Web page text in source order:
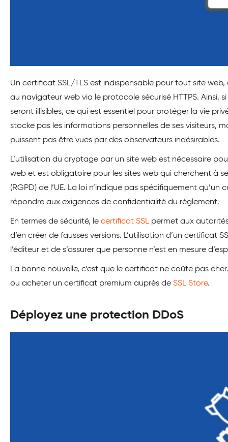
Un certificat SSL/TLS est indispensable pour tout site
au navigateur web via le protocole sécurisé HTTPS. Ainsi,
seront illisibles, ce qui est essentiel pour protéger la vie
stocke pas les informations personnelles de ses visiteurs,
puissent pas être vues par des observateurs indésirables.
L’utilisation du cryptage par un site web est nécessaire
web et est obligatoire pour les sites web qui cherchent à
(RGPD) de l’UE. La loi n’indique pas spécifiquement
répondre aux exigences de confidentialité du règlement.
En termes de sécurité, le certificat SSL permet aux
d’en créer de fausses versions. L’utilisation d’un certificat
l’éditeur et de s’assurer que personne n’est en mesure
La bonne nouvelle, c’est que le certificat ne coûte pas
ou acheter un certificat premium auprès de SSL Store.
Déployez une protection DDoS